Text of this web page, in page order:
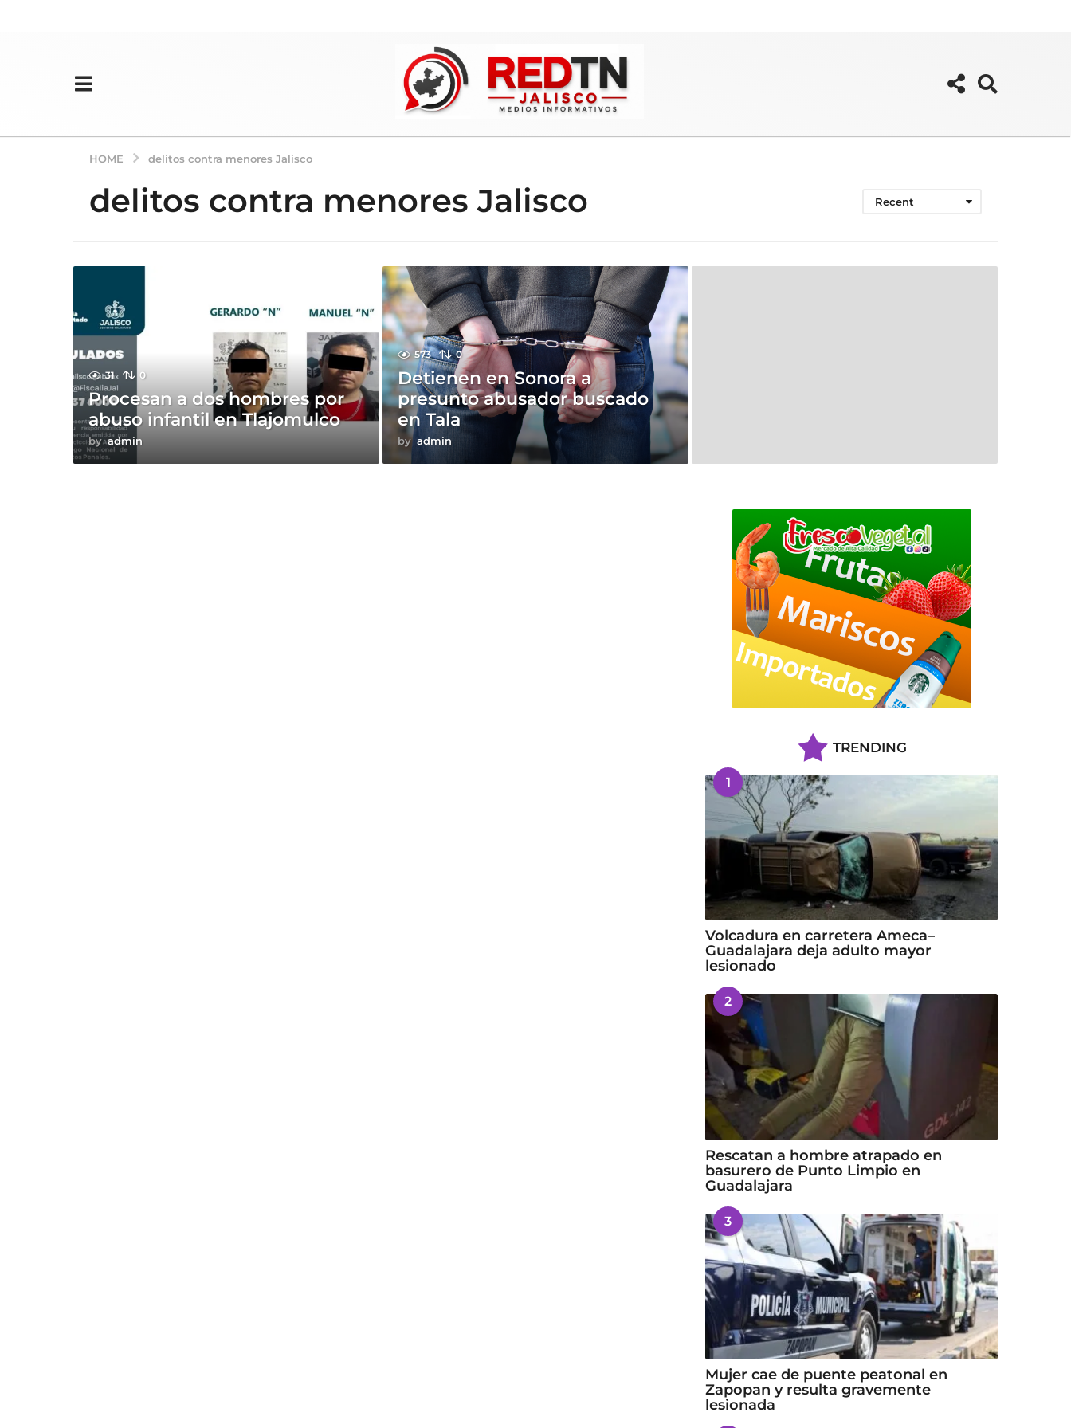
HOME delitos contra menores Jalisco
delitos contra menores Jalisco Recent
31 0
Procesan a dos hombres por
abuso infantil en Tlajomulco
by admin
573 0
Detienen en Sonora a
presunto abusador buscado
en Tala
by admin
TRENDING
1
Volcadura en carretera Ameca–
Guadalajara deja adulto mayor
lesionado
2
Rescatan a hombre atrapado en
basurero de Punto Limpio en
Guadalajara
3
Mujer cae de puente peatonal en
Zapopan y resulta gravemente
lesionada